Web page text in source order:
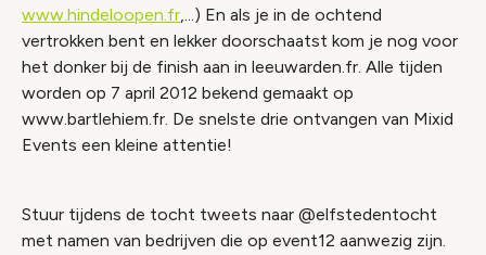
www.hindeloopen.fr,...) En als je in de ochtend
vertrokken bent en lekker doorschaatst kom je nog voor
het donker bij de finish aan in leeuwarden.fr. Alle tijden
worden op 7 april 2012 bekend gemaakt op
www.bartlehiem.fr. De snelste drie ontvangen van Mixid
Events een kleine attentie!
Stuur tijdens de tocht tweets naar @elfstedentocht
met namen van bedrijven die op event12 aanwezig zijn.